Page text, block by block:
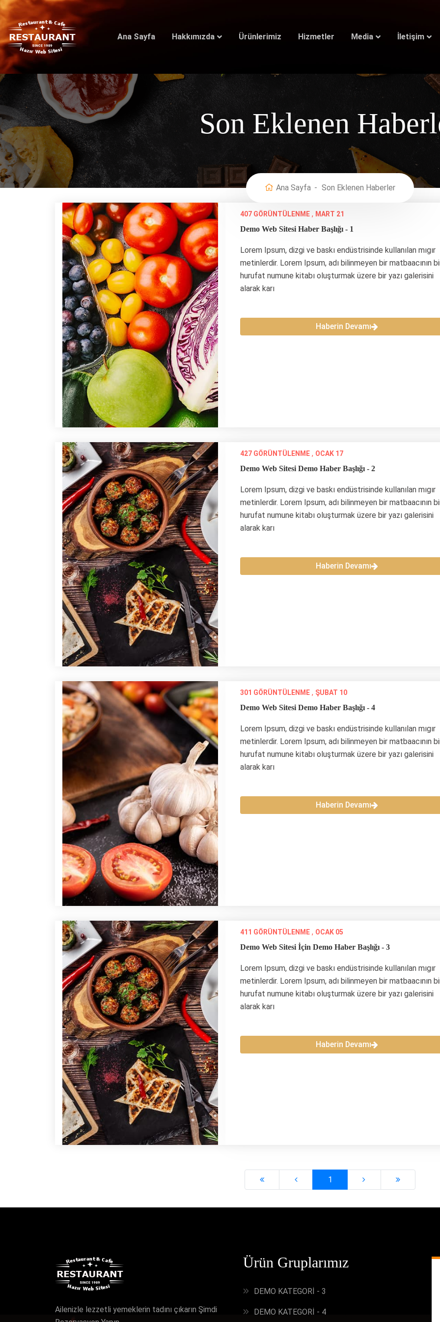
Ana Sayfa Hakkımızda Ürünlerimiz Hizmetler Media İletişim
Son Eklenen
Ana Sayfa Son Eklenen Haberler
407 GÖRÜNTÜLENME, MART 21
Demo Web Sitesi Haber Başlığı - 1
Lorem Ipsum, dizgi ve baskı endüstrisinde kullanılan mıgır
metinlerdir. Lorem Ipsum, adı bilinmeyen bir matbaacının
hurufat numune kitabı oluşturmak üzere bir yazı galerisini
alarak karı
Haberin Devamı
427 GÖRÜNTÜLENME, OCAK 17
Demo Web Sitesi Demo Haber Başlığı - 2
Lorem Ipsum, dizgi ve baskı endüstrisinde kullanılan mıgır
metinlerdir. Lorem Ipsum, adı bilinmeyen bir matbaacının
hurufat numune kitabı oluşturmak üzere bir yazı galerisini
alarak karı
Haberin Devamı
301 GÖRÜNTÜLENME, ŞUBAT 10
Demo Web Sitesi Demo Haber Başlığı - 4
Lorem Ipsum, dizgi ve baskı endüstrisinde kullanılan mıgır
metinlerdir. Lorem Ipsum, adı bilinmeyen bir matbaacının
hurufat numune kitabı oluşturmak üzere bir yazı galerisini
alarak karı
Haberin Devamı
411 GÖRÜNTÜLENME, OCAK 05
Demo Web Sitesi İçin Demo Haber Başlığı - 3
Lorem Ipsum, dizgi ve baskı endüstrisinde kullanılan mıgır
metinlerdir. Lorem Ipsum, adı bilinmeyen bir matbaacının
hurufat numune kitabı oluşturmak üzere bir yazı galerisini
alarak karı
Haberin Devamı
1
Ailenizle lezzetli yemeklerin tadını çıkarın Şimdi
Ürün Gruplarımız
DEMO KATEGORİ - 3
DEMO KATEGORİ - 4